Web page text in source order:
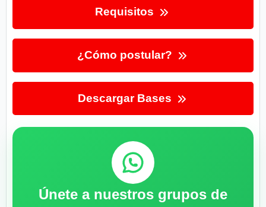
Requisitos
¿Cómo postular?
Descargar Bases
Únete a nuestros grupos de